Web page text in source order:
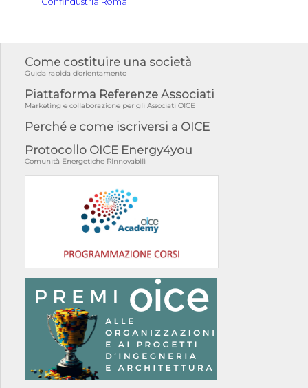
Come costituire una società
Guida rapida d'orientamento
Piattaforma Referenze Associati
Marketing e collaborazione per gli Associati OICE
Perché e come iscriversi a OICE
Protocollo OICE Energy4you
Comunità Energetiche Rinnovabili